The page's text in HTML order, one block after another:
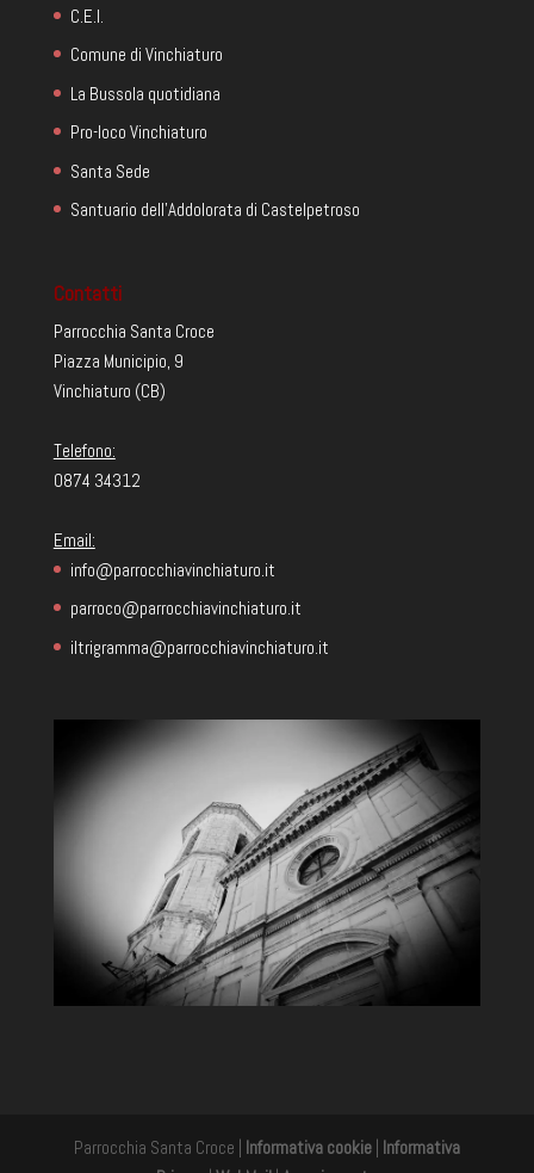
C.E.I.
Comune di Vinchiaturo
La Bussola quotidiana
Pro-loco Vinchiaturo
Santa Sede
Santuario dell'Addolorata di Castelpetroso
Contatti
Parrocchia Santa Croce
Piazza Municipio, 9
Vinchiaturo (CB)
Telefono:
0874 34312
Email:
info@parrocchiavinchiaturo.it
parroco@parrocchiavinchiaturo.it
iltrigramma@parrocchiavinchiaturo.it
Parrocchia Santa Croce | Informativa cookie| Informativa